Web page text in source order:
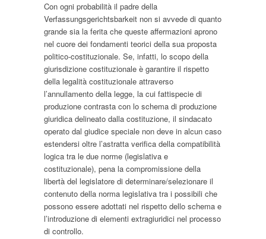
Con ogni probabilità il padre della
Verfassungsgerichtsbarkeit non si avvede di quanto
grande sia la ferita che queste affermazioni aprono
nel cuore dei fondamenti teorici della sua proposta
politico-costituzionale. Se, infatti, lo scopo della
giurisdizione costituzionale è garantire il rispetto
della legalità costituzionale attraverso
l’annullamento della legge, la cui fattispecie di
produzione contrasta con lo schema di produzione
giuridica delineato dalla costituzione, il sindacato
operato dal giudice speciale non deve in alcun caso
estendersi oltre l’astratta verifica della compatibilità
logica tra le due norme (legislativa e
costituzionale), pena la compromissione della
libertà del legislatore di determinare/selezionare il
contenuto della norma legislativa tra i possibili che
possono essere adottati nel rispetto dello schema e
l’introduzione di elementi extragiuridici nel processo
di controllo.